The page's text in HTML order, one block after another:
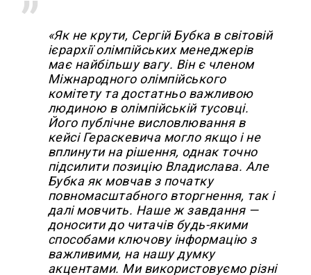
«Як не крути, Сергій Бубка в світовій
ієрархії олімпійських менеджерів
має найбільшу вагу. Він є членом
Міжнародного олімпійського
комітету та достатньо важливою
людиною в олімпійській тусовці.
Його публічне висловлювання в
кейсі Гераскевича могло якщо і не
вплинути на рішення, однак точно
підсилити позицію Владислава. Але
Бубка як мовчав з початку
повномасштабного вторгнення, так і
далі мовчить. Наше ж завдання —
доносити до читачів будь-якими
способами ключову інформацію з
важливими, на нашу думку
акцентами. Ми використовуємо різні